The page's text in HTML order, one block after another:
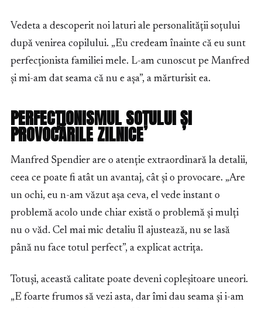
Vedeta a descoperit noi laturi ale personalității soțului
după venirea copilului. „Eu credeam înainte că eu sunt
perfecționista familiei mele. L-am cunoscut pe Manfred
și mi-am dat seama că nu e așa”, a mărturisit ea.
PERFECȚIONISMUL SOȚULUI ȘI
PROVOCĂRILE ZILNICE
Manfred Spendier are o atenție extraordinară la detalii,
ceea ce poate fi atât un avantaj, cât și o provocare. „Are
un ochi, eu n-am văzut așa ceva, el vede instant o
problemă acolo unde chiar există o problemă și mulți
nu o văd. Cel mai mic detaliu îl ajustează, nu se lasă
până nu face totul perfect”, a explicat actrița.
Totuși, această calitate poate deveni copleșitoare uneori.
„E foarte frumos să vezi asta, dar îmi dau seama și i-am